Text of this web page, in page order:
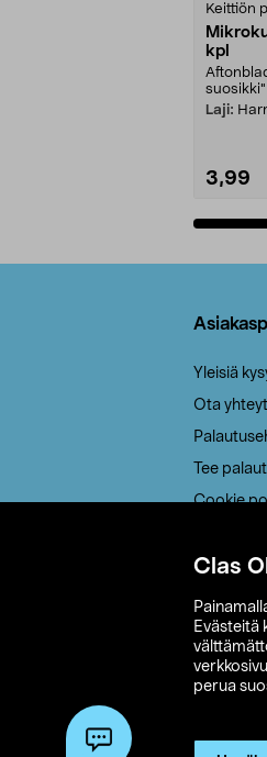
Clas
Evästeitä
perua
Keittiön
kpl
suosikki"
Laji:
3,99
Yleisiä
Ota
Tee
Cookie